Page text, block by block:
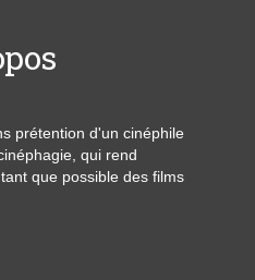
prétention d'un cinéphile
qui rend
que possible des films